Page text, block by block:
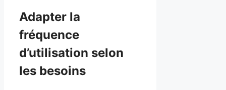
Adapter la
fréquence
d’utilisation selon
les besoins